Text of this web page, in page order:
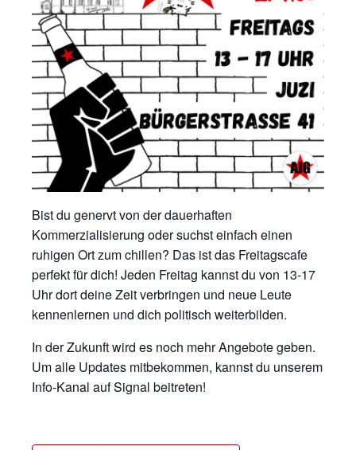
Bist du genervt von der dauerhaften
Kommerzialisierung oder suchst einfach einen
ruhigen Ort zum chillen? Das ist das Freitagscafe
perfekt für dich! Jeden Freitag kannst du von 13-17
Uhr dort deine Zeit verbringen und neue Leute
kennenlernen und dich politisch weiterbilden.
In der Zukunft wird es noch mehr Angebote geben.
Um alle Updates mitbekommen, kannst du unserem
Info-Kanal auf Signal beitreten!